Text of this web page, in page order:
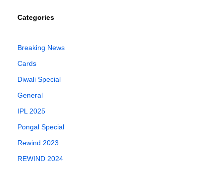
Categories
Breaking News
Cards
Diwali Special
General
IPL 2025
Pongal Special
Rewind 2023
REWIND 2024